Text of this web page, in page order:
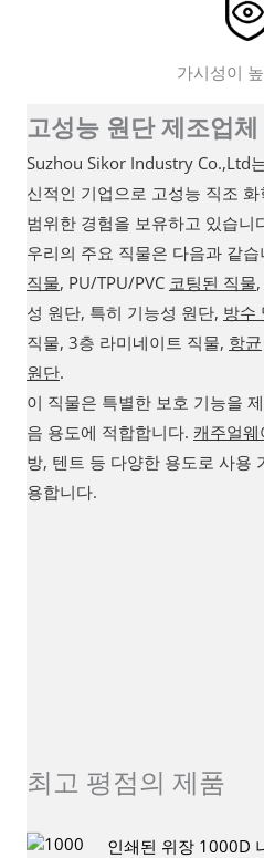
가시성이
고성능 원단 제조업체
Suzhou Sikor Industry Co.,Ltd
신적인 기업으로 고성능 직조
범위한 경험을 보유하고 있습니
우리의 주요 직물은 다음과 같습
직물, PU/TPU/PVC 코팅된 직물,
성 원단, 특히 기능성 원단, 방수
직물, 3층 라미네이트 직물, 항균
원단.
이 직물은 특별한 보호 기능을
음 용도에 적합합니다. 캐주얼웨
방, 텐트 등 다양한 용도로 사용
용합니다.
최고 평점의 제품
인쇄된 위장 1000D